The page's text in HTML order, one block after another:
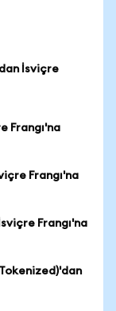
İsviçre
Frangı'na
Frangı'na
Frangı'na